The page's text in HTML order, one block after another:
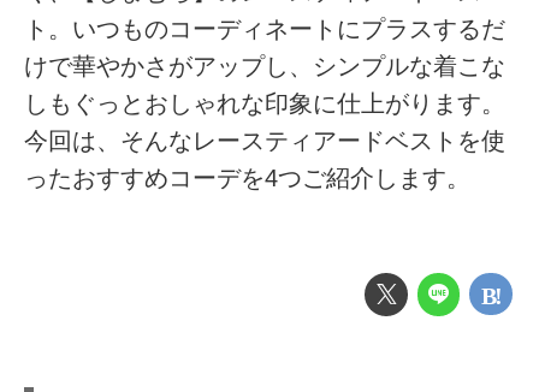
ト。いつものコーディネートにプラスするだ
けで華やかさがアップし、シンプルな着こな
しもぐっとおしゃれな印象に仕上がります。
今回は、そんなレースティアードベストを使
ったおすすめコーデを4つご紹介します。